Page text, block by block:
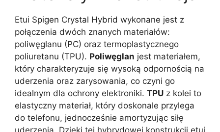
Etui Spigen Crystal Hybrid wykonane jest z
połączenia dwóch znanych materiałów:
poliwęglanu (PC) oraz termoplastycznego
poliuretanu (TPU). Poliwęglan jest materiałem,
który charakteryzuje się wysoką odpornością na
uderzenia oraz zarysowania, co czyni go
idealnym dla ochrony elektroniki. TPU z kolei to
elastyczny materiał, który doskonale przylega
do telefonu, jednocześnie amortyzując siłę